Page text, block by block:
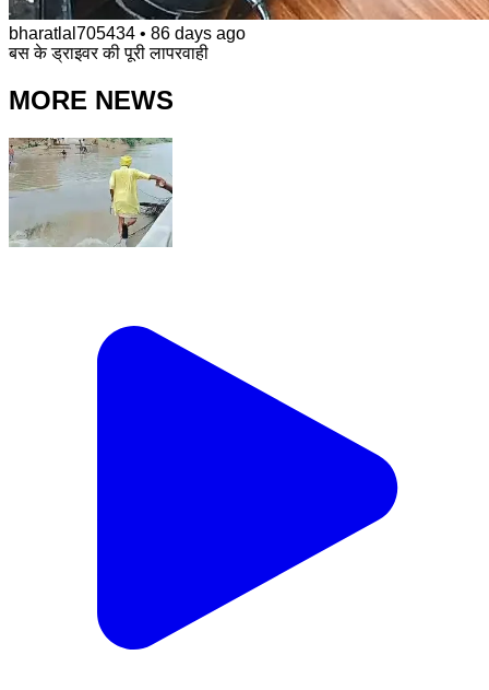
bharatlal705434 • 86 days ago
बस के ड्राइवर की पूरी लापरवाही
MORE NEWS